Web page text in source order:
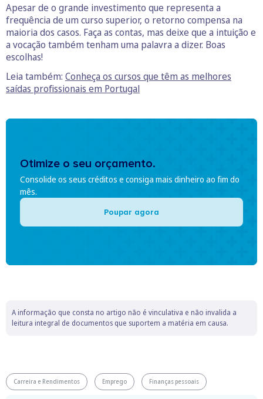
Apesar de o grande investimento que representa a
frequência de um curso superior, o retorno compensa na
maioria dos casos. Faça as contas, mas deixe que a intuição e
a vocação também tenham uma palavra a dizer. Boas
escolhas!
Leia também: Conheça os cursos que têm as melhores
saídas profissionais em Portugal
Otimize o seu orçamento.
Consolide os seus créditos e consiga mais dinheiro ao fim do
mês.
Poupar agora
A informação que consta no artigo não é vinculativa e não invalida a
leitura integral de documentos que suportem a matéria em causa.
Carreira e Rendimentos Emprego Finanças pessoais